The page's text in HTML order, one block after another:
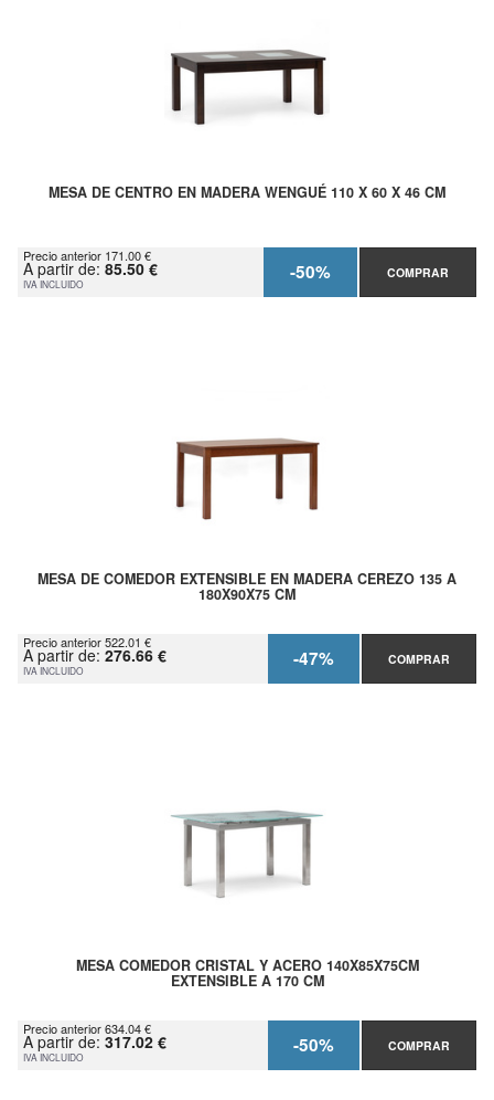
MESA DE CENTRO EN MADERA WENGUÉ 110 X 60 X 46 CM
Precio anterior 171.00 €
A partir de: 85.50 €
IVA INCLUIDO -50% COMPRAR
MESA DE COMEDOR EXTENSIBLE EN MADERA CEREZO 135 A
180X90X75 CM
Precio anterior 522.01 €
A partir de: 276.66 €
IVA INCLUIDO -47% COMPRAR
MESA COMEDOR CRISTAL Y ACERO 140X85X75CM
EXTENSIBLE A 170 CM
Precio anterior 634.04 €
A partir de: 317.02 €
IVA INCLUIDO -50% COMPRAR